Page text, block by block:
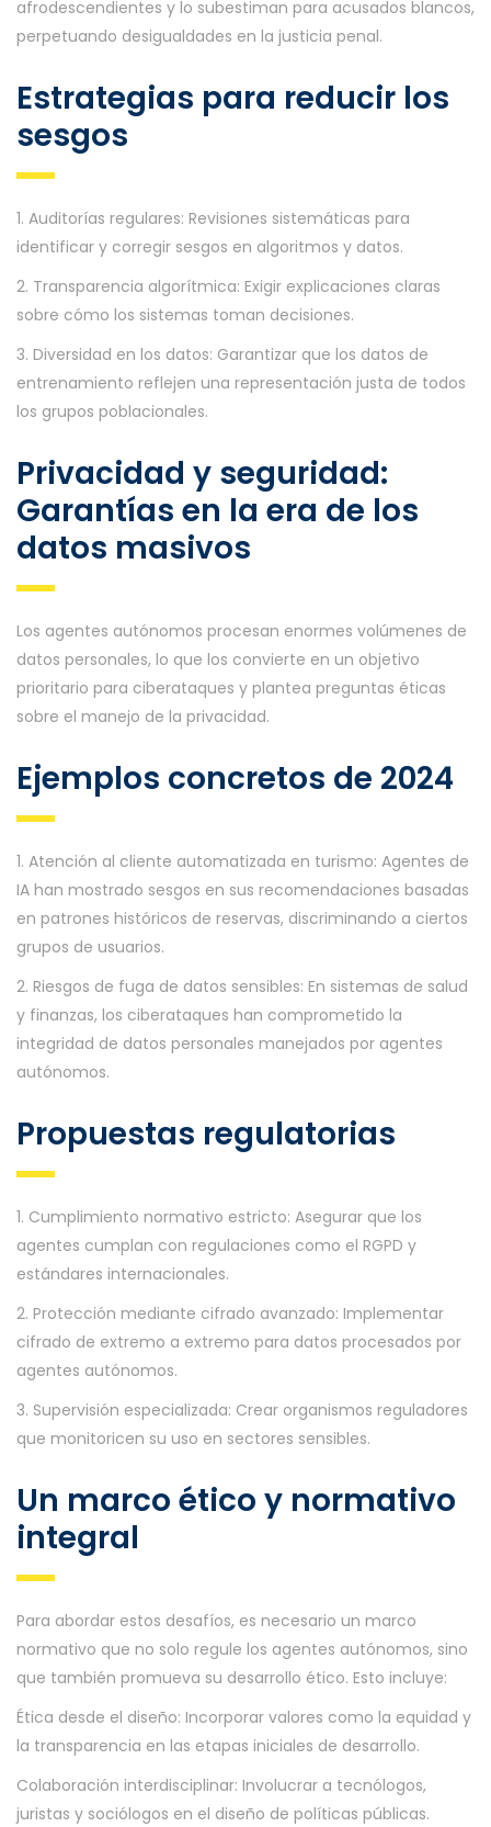
afrodescendientes y lo subestiman para acusados blancos,
perpetuando desigualdades en la justicia penal.
Estrategias para reducir los
sesgos
1. Auditorías regulares: Revisiones sistemáticas para
identificar y corregir sesgos en algoritmos y datos.
2. Transparencia algorítmica: Exigir explicaciones claras
sobre cómo los sistemas toman decisiones.
3. Diversidad en los datos: Garantizar que los datos de
entrenamiento reflejen una representación justa de todos
los grupos poblacionales.
Privacidad y seguridad:
Garantías en la era de los
datos masivos
Los agentes autónomos procesan enormes volúmenes de
datos personales, lo que los convierte en un objetivo
prioritario para ciberataques y plantea preguntas éticas
sobre el manejo de la privacidad.
Ejemplos concretos de 2024
1. Atención al cliente automatizada en turismo: Agentes de
IA han mostrado sesgos en sus recomendaciones basadas
en patrones históricos de reservas, discriminando a ciertos
grupos de usuarios.
2. Riesgos de fuga de datos sensibles: En sistemas de salud
y finanzas, los ciberataques han comprometido la
integridad de datos personales manejados por agentes
autónomos.
Propuestas regulatorias
1. Cumplimiento normativo estricto: Asegurar que los
agentes cumplan con regulaciones como el RGPD y
estándares internacionales.
2. Protección mediante cifrado avanzado: Implementar
cifrado de extremo a extremo para datos procesados por
agentes autónomos.
3. Supervisión especializada: Crear organismos reguladores
que monitoricen su uso en sectores sensibles.
Un marco ético y normativo
integral
Para abordar estos desafíos, es necesario un marco
normativo que no solo regule los agentes autónomos, sino
que también promueva su desarrollo ético. Esto incluye:
Ética desde el diseño: Incorporar valores como la equidad y
la transparencia en las etapas iniciales de desarrollo.
Colaboración interdisciplinar: Involucrar a tecnólogos,
juristas y sociólogos en el diseño de políticas públicas.